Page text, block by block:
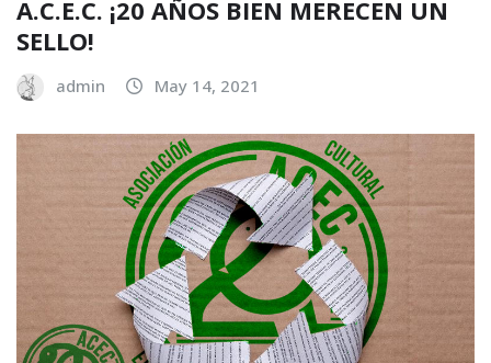
A.C.E.C. ¡20 AÑOS BIEN MERECEN UN
SELLO!
admin May 14, 2021